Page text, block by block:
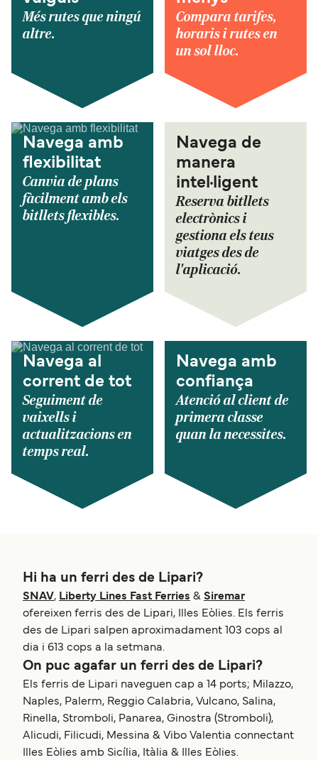
Més rutes que ningú
altre.
Compara tarifes,
horaris i rutes en
un sol lloc.
Navega amb
flexibilitat
Canvia de plans
fàcilment amb els
bitllets flexibles.
Navega de
manera
intel·ligent
Reserva bitllets
electrònics i
gestiona els teus
viatges des de
l'aplicació.
Navega al
corrent de tot
Seguiment de
vaixells i
actualitzacions en
temps real.
Navega amb
confiança
Atenció al client de
primera classe
quan la necessites.
Hi ha un ferri des de Lipari?
SNAV, Liberty Lines Fast Ferries & Siremar
ofereixen ferris des de Lipari, Illes Eòlies. Els ferris
des de Lipari salpen aproximadament 103 cops al
dia i 613 cops a la setmana.
On puc agafar un ferri des de Lipari?
Els ferris de Lipari naveguen cap a 14 ports; Milazzo,
Naples, Palerm, Reggio Calabria, Vulcano, Salina,
Rinella, Stromboli, Panarea, Ginostra (Stromboli),
Alicudi, Filicudi, Messina & Vibo Valentia connectant
Illes Eòlies amb Sicília, Itàlia & Illes Eòlies.